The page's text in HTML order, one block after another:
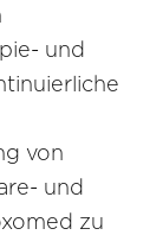
und
von
und
zu